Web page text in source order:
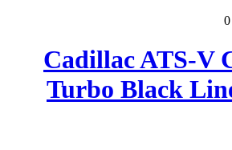
0
Cadillac ATS-V
Turbo Black